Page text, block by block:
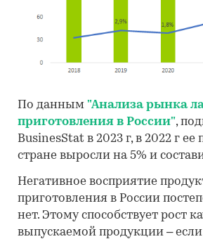
По данным "Анализа рынка
приготовления в России",
BusinesStat в 2023 г, в 2022 г
стране выросли на 5% и
Негативное восприятие
приготовления в России
нет. Этому способствует рост
выпускаемой продукции –